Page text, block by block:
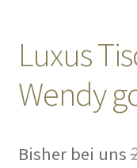
Vertrag widerrufen
Luxus
Wendy
Bisher bei uns